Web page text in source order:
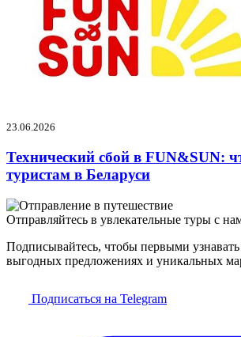
23.06.2026
Технический сбой в FUN&SUN:
туристам в Беларуси
Отправляйтесь в увлекательные туры с
Подписывайтесь, чтобы первыми
выгодных предложениях и уникальных
Подписаться на Telegram